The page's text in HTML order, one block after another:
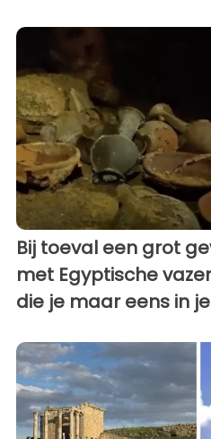
Bij toeval een grot
met Egyptische
die je maar eens in